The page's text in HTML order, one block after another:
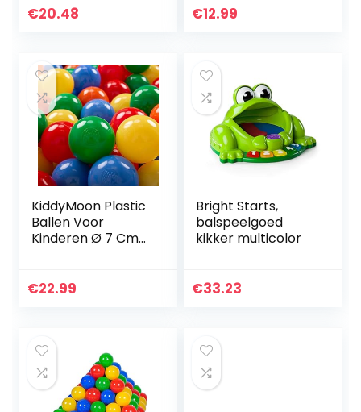
€20.48
Badspeelgoed
€12.99
KiddyMoon Plastic
Ballen Voor
Kinderen Ø 7 Cm
Gemakt In EU,
€22.99
Bright Starts,
balspeelgoed
kikker multicolor
€33.23